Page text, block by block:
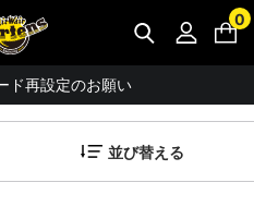
0
3,000円バック！
ド再設定のお願い
イトにご注意ください。
ントできる機能が新登場！
（レディース）
イテム)
並び替える